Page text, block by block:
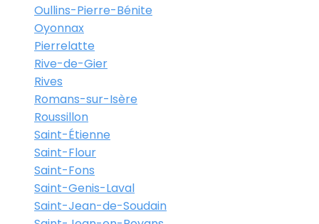
Oullins-Pierre-Bénite
Oyonnax
Pierrelatte
Rive-de-Gier
Rives
Romans-sur-Isère
Roussillon
Saint-Étienne
Saint-Flour
Saint-Fons
Saint-Genis-Laval
Saint-Jean-de-Soudain